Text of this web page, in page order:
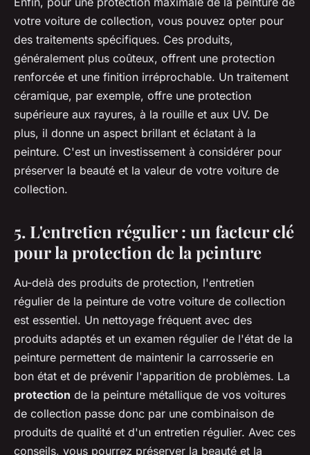
votre voiture de collection, vous pouvez opter pour
des traitements spécifiques. Ces produits,
généralement plus coûteux, offrent une protection
renforcée et une finition irréprochable. Un traitement
céramique, par exemple, offre une protection
supérieure aux rayures, à la rouille et aux UV. De
plus, il donne un aspect brillant et éclatant à la
peinture. C'est un investissement à considérer pour
préserver la beauté et la valeur de votre voiture de
collection.
5. L'entretien régulier : un facteur clé
pour la protection de la peinture
Au-delà des produits de protection, l'entretien
régulier de la peinture de votre voiture de collection
est essentiel. Un nettoyage fréquent avec des
produits adaptés et un examen régulier de l'état de la
peinture permettent de maintenir la carrosserie en
bon état et de prévenir l'apparition de problèmes. La
protection de la peinture métallique de vos voitures
de collection passe donc par une combinaison de
produits de qualité et d'un entretien régulier. Avec ces
conseils, vous pourrez préserver la beauté et la